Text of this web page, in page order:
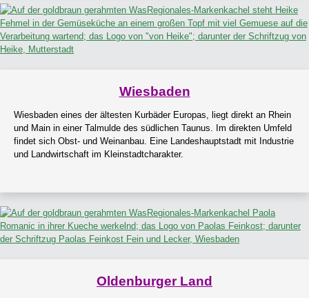
Wiesbaden
Wiesbaden eines der ältesten Kurbäder Europas, liegt direkt an Rhein
und Main in einer Talmulde des südlichen Taunus. Im direkten Umfeld
findet sich Obst- und Weinanbau. Eine Landeshauptstadt mit Industrie
und Landwirtschaft im Kleinstadtcharakter.
Oldenburger Land